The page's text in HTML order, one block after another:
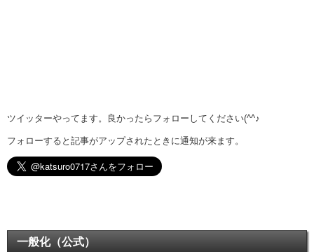
ツイッターやってます。良かったらフォローしてください(^^♪
フォローすると記事がアップされたときに通知が来ます。
一般化（公式）